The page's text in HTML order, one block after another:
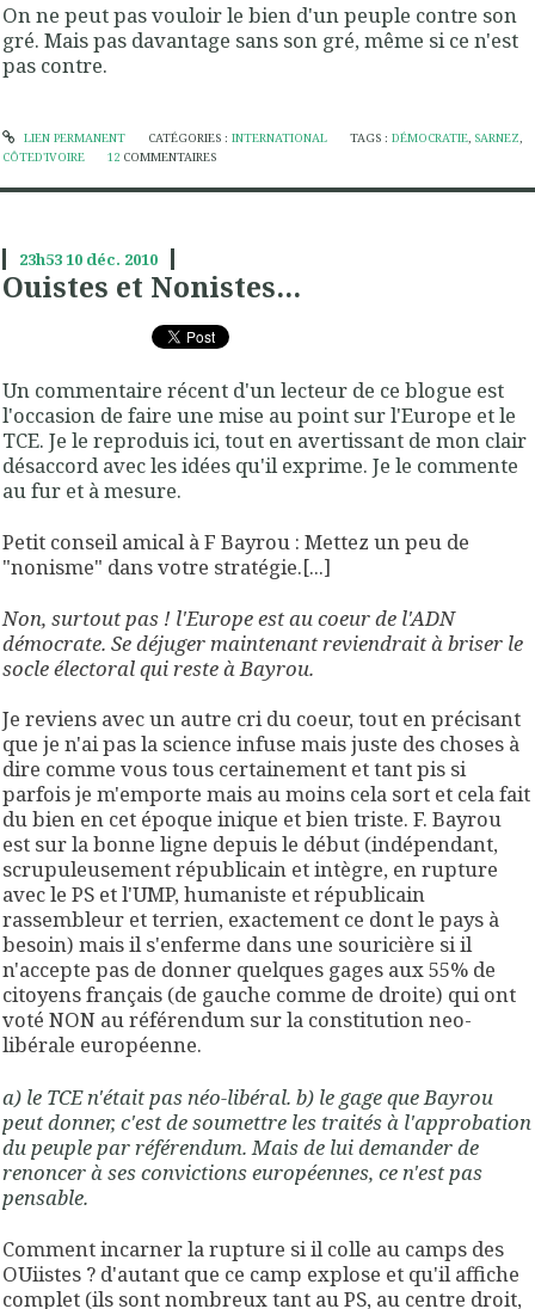
On ne peut pas vouloir le bien d'un peuple contre son
gré. Mais pas davantage sans son gré, même si ce n'est
pas contre.
LIEN PERMANENT CATÉGORIES : INTERNATIONAL TAGS :DÉMOCRATIE, SARNEZ,
CÔTED'IVOIRE
12 COMMENTAIRES
23h5310 déc. 2010
Ouistes et Nonistes...
Un commentaire récent d'un lecteur de ce blogue est
l'occasion de faire une mise au point sur l'Europe et le
TCE. Je le reproduis ici, tout en avertissant de mon clair
désaccord avec les idées qu'il exprime. Je le commente
au fur et à mesure.
Petit conseil amical à F Bayrou : Mettez un peu de
"nonisme" dans votre stratégie.[...]
Non, surtout pas ! l'Europe est au coeur de l'ADN
démocrate. Se déjuger maintenant reviendrait à briser le
socle électoral qui reste à Bayrou.
Je reviens avec un autre cri du coeur, tout en précisant
que je n'ai pas la science infuse mais juste des choses à
dire comme vous tous certainement et tant pis si
parfois je m'emporte mais au moins cela sort et cela fait
du bien en cet époque inique et bien triste. F. Bayrou
est sur la bonne ligne depuis le début (indépendant,
scrupuleusement républicain et intègre, en rupture
avec le PS et l'UMP, humaniste et républicain
rassembleur et terrien, exactement ce dont le pays à
besoin) mais il s'enferme dans une souricière si il
n'accepte pas de donner quelques gages aux 55% de
citoyens français (de gauche comme de droite) qui ont
voté NON au référendum sur la constitution neo-
libérale européenne.
a) le TCE n'était pas néo-libéral. b) le gage que Bayrou
peut donner, c'est de soumettre les traités à l'approbation
du peuple par référendum. Mais de lui demander de
renoncer à ses convictions européennes, ce n'est pas
pensable.
Comment incarner la rupture si il colle au camps des
OUiistes ? d'autant que ce camp explose et qu'il affiche
complet (ils sont nombreux tant au PS, au centre droit,